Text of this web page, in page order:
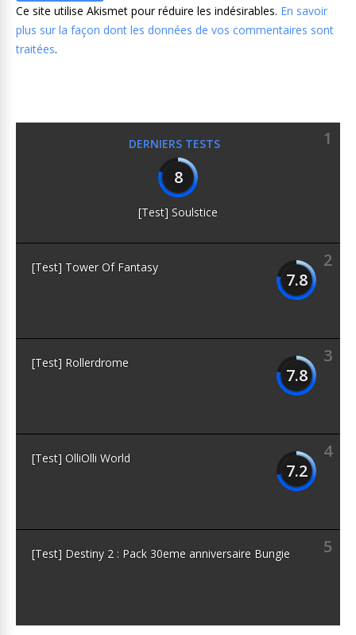
Ce site utilise Akismet pour réduire les indésirables. En savoir
plus sur la façon dont les données de vos commentaires sont
traitées.
DERNIERS TESTS
1
8
[Test] Soulstice
2
7.8
[Test] Tower Of Fantasy
3
7.8
[Test] Rollerdrome
4
7.2
[Test] OlliOlli World
5
[Test] Destiny 2 : Pack 30eme anniversaire Bungie